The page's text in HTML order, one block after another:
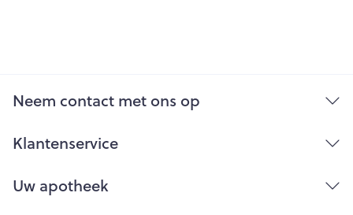
Neem contact met ons op
Klantenservice
Uw apotheek